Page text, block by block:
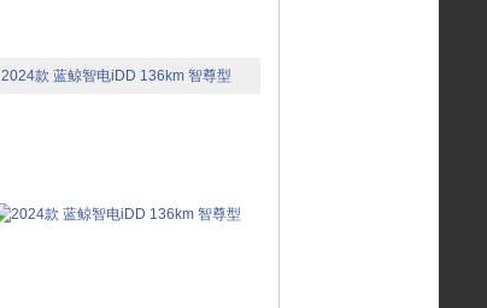
2024款 蓝鲸智电iDD 136km 智尊型